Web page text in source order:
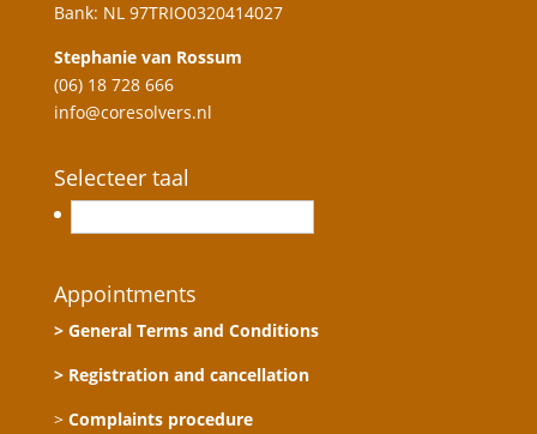
Bank: NL 97TRIO0320414027
Stephanie van Rossum
(06) 18 728 666
info@coresolvers.nl
Selecteer taal
Appointments
> General Terms and Conditions
> Registration and cancellation
> Complaints procedure